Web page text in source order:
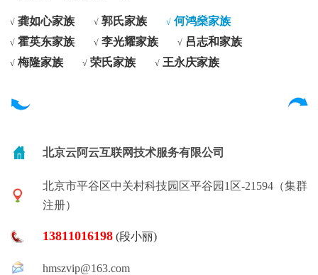
√ 龚如心家族 √ 郭氏家族 √ 何鸿燊家族
√ 霍英东家族 √ 李光耀家族 √ 吕志和家族
√ 梅隆家族 √ 荣氏家族 √ 王永庆家族
北京云阿云互联网技术服务有限公司
北京市平谷区中关村科技园区平谷园1区-21594（集群
注册）
13811016198 (段小丽)
hmszvip@163.com